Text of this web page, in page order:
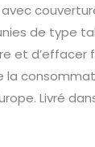
avec
de type
et
la
Livré